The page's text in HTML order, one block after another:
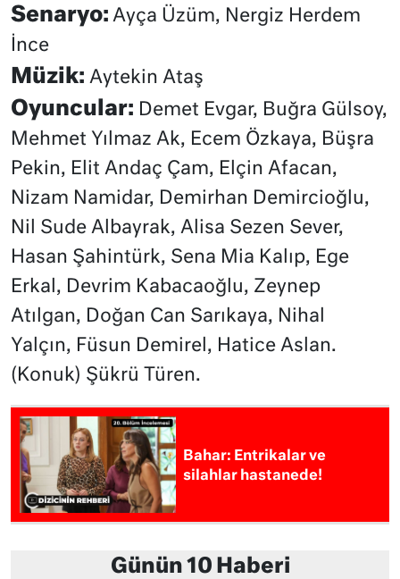
Senaryo: Ayça Üzüm, Nergiz Herdem
İnce
Müzik: Aytekin Ataş
Oyuncular: Demet Evgar, Buğra Gülsoy,
Mehmet Yılmaz Ak, Ecem Özkaya, Büşra
Pekin, Elit Andaç Çam, Elçin Afacan,
Nizam Namidar, Demirhan Demircioğlu,
Nil Sude Albayrak, Alisa Sezen Sever,
Hasan Şahintürk, Sena Mia Kalıp, Ege
Erkal, Devrim Kabacaoğlu, Zeynep
Atılgan, Doğan Can Sarıkaya, Nihal
Yalçın, Füsun Demirel, Hatice Aslan.
(Konuk) Şükrü Türen.
Bahar: Entrikalar ve
silahlar hastanede!
Günün 10 Haberi